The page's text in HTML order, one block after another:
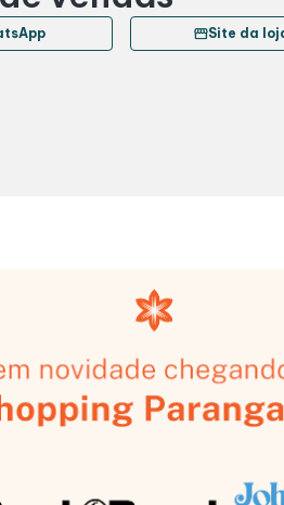
storefrontSite da